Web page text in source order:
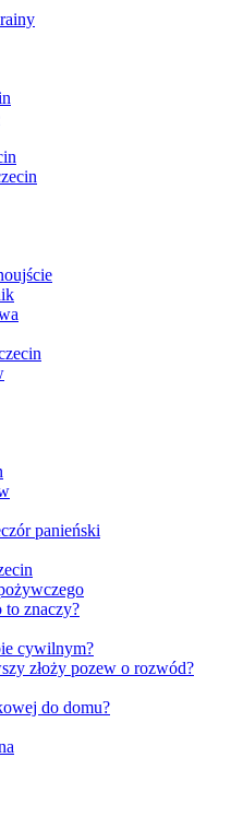
panieński
to znaczy?
cywilnym?
złoży pozew o rozwód?
do domu?